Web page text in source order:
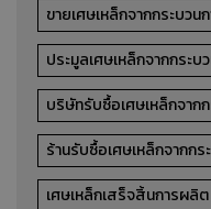
ขายเศษเหล็กจากกระบวน
ประมูลเศษเหล็กจากกระบ
บริษัทรับซื้อเศษเหล็กจาก
ร้านรับซื้อเศษเหล็กจากก
เศษเหล็กเสร็จสิ้นการผลิต